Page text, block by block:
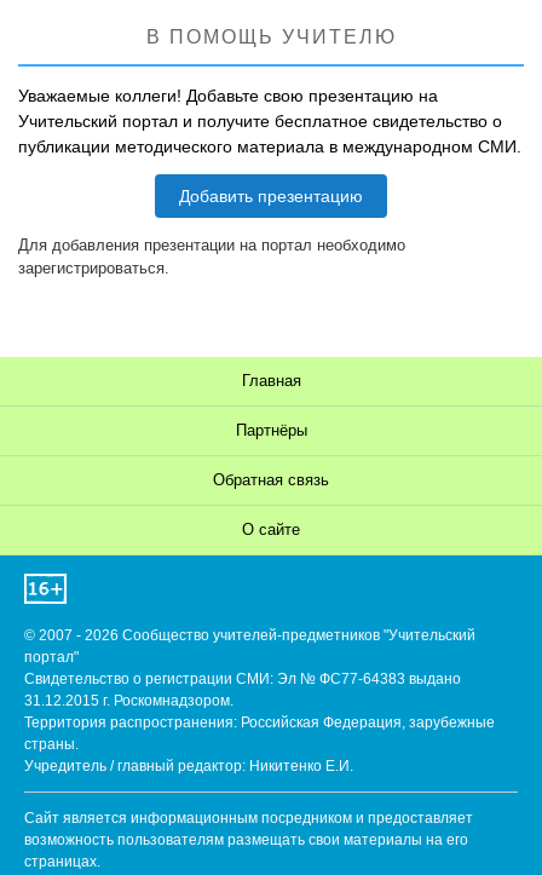
В ПОМОЩЬ УЧИТЕЛЮ
Уважаемые коллеги! Добавьте свою презентацию на
Учительский портал и получите бесплатное свидетельство о
публикации методического материала в международном СМИ.
Добавить презентацию
Для добавления презентации на портал необходимо
зарегистрироваться.
Главная
Партнёры
Обратная связь
О сайте
© 2007 - 2026 Сообщество учителей-предметников "Учительский
портал"
Свидетельство о регистрации СМИ: Эл № ФС77-64383 выдано
31.12.2015 г. Роскомнадзором.
Территория распространения: Российская Федерация, зарубежные
страны.
Учредитель / главный редактор: Никитенко Е.И.
Сайт является информационным посредником и предоставляет
возможность пользователям размещать свои материалы на его
страницах.